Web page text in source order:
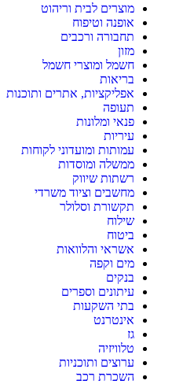
מוצרים לבית וריהוט
אופנה וטיפוח
תחבורה ורכבים
מזון
חשמל ומוצרי חשמל
בריאות
אפליקציות, אתרים ותוכנות
תעופה
פנאי ומלונות
עיריות
עמותות ומועדוני לקוחות
ממשלה ומוסדות
רשתות שיווק
מחשבים וציוד משרדי
תקשורת וסלולר
שילוח
ביטוח
אשראי והלוואות
מים וקפה
בנקים
עיתונים וספרים
בתי השקעות
אינטרנט
גז
טלוויזיה
ערוצים ותוכניות
השכרת רכב